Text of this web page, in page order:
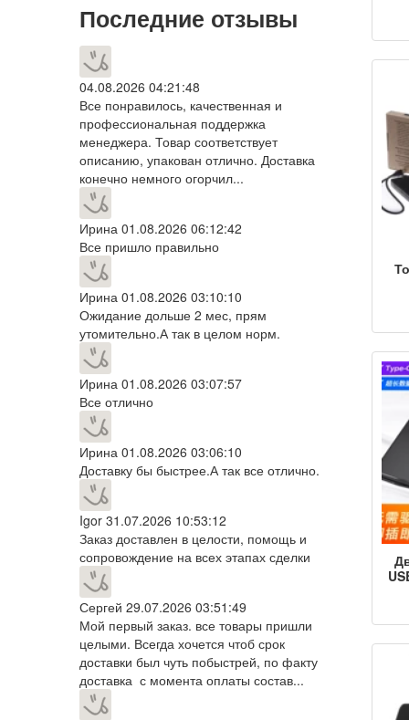
Последние отзывы
04.08.2026 04:21:48
Все понравилось, качественная и
профессиональная поддержка
менеджера. Товар соответствует
описанию, упакован отлично. Доставка
конечно немного огорчил...
Ирина 01.08.2026 06:12:42
Все пришло правильно
Ирина 01.08.2026 03:10:10
Ожидание дольше 2 мес, прям
утомительно.А так в целом норм.
Ирина 01.08.2026 03:07:57
Все отлично
Ирина 01.08.2026 03:06:10
Доставку бы быстрее.А так все отлично.
Igor 31.07.2026 10:53:12
Заказ доставлен в целости, помощь и
сопровождение на всех этапах сделки
Сергей 29.07.2026 03:51:49
Мой первый заказ. все товары пришли
целыми. Всегда хочется чтоб срок
доставки был чуть побыстрей, по факту
доставка с момента оплаты состав...